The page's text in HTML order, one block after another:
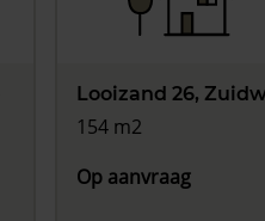
Looizand 26,
154 m2
Op aanvraag